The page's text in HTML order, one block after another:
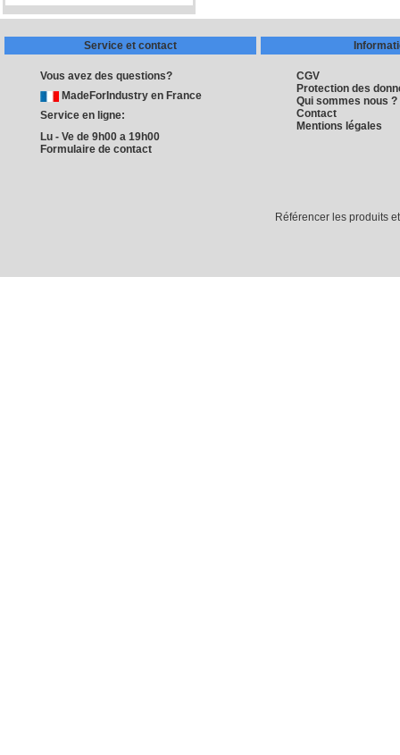
Service et contact
Vous avez des questions?
MadeForIndustry en France
Service en ligne:
Lu - Ve de 9h00 a 19h00
Formulaire de contact
CGV
Protection des
Qui sommes nous ?
Contact
Mentions légales
Référencer les produits